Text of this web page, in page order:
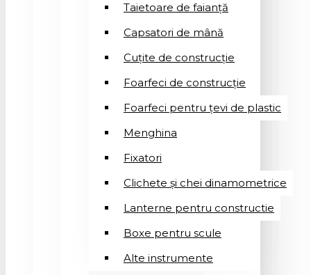
Taietoare de faianță
Capsatori de mână
Cuțite de construcție
Foarfeci de construcție
Foarfeci pentru țevi de plastic
Menghina
Fixatori
Clichete și chei dinamometrice
Lanterne pentru constructie
Boxe pentru scule
Alte instrumente